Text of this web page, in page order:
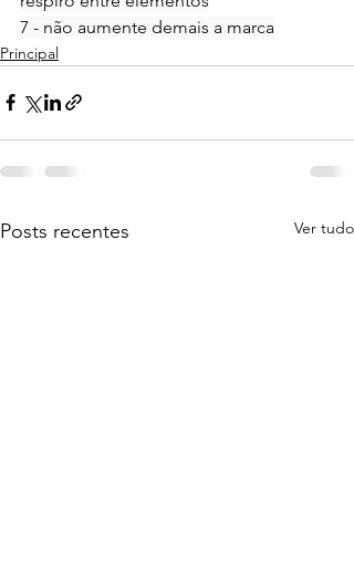
7 - não aumente demais a marca
Principal
Posts recentes Ver tudo